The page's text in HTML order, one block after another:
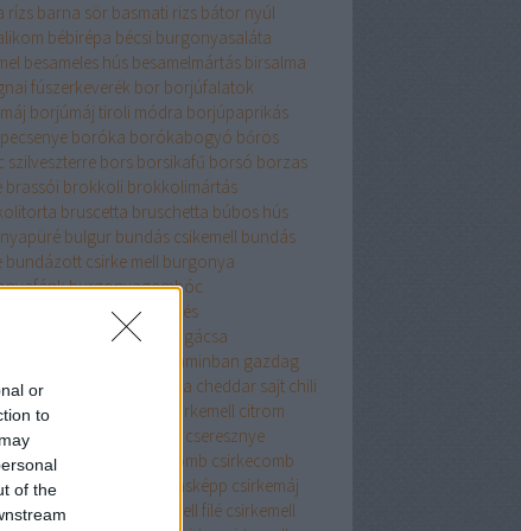
or
to
of the
rízs barna sör basmati rizs bátor nyúl
bébirépa bécsi burgonyasaláta
besameles hús besamelmártás birsalma
fúszerkeverék bor borjúfalatok
borjúmáj tiroli módra borjúpaprikás
boróka borókabogyó bőrös
szilveszterre bors borsikafű borsó borzas
brassói brokkoli brokkolimártás
bruscetta bruschetta búbos hús
bulgur bundás csikemell bundás
bundázott csirke mell burgonya
burgonyagombóc
burgonyakerités
burgonyapogácsa
B vitaminban gazdag
bors
cézár saláta cheddar sajt chili
cirkemell citrom
cseresznye
süti
csirkecomb csirkecomb
csirkeleves másképp csirkemáj
csirkemellfilé csirkemell filé csirkemell